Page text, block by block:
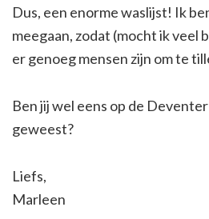
Dus, een enorme waslijst! Ik
meegaan, zodat (mocht ik veel
er genoeg mensen zijn om te
Ben jij wel eens op de
geweest?
Liefs,
Marleen